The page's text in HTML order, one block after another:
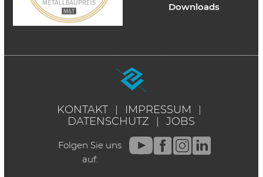
Downloads
KONTAKT
IMPRESSUM
DATENSCHUTZ
JOBS
Folgen Sie uns
auf: